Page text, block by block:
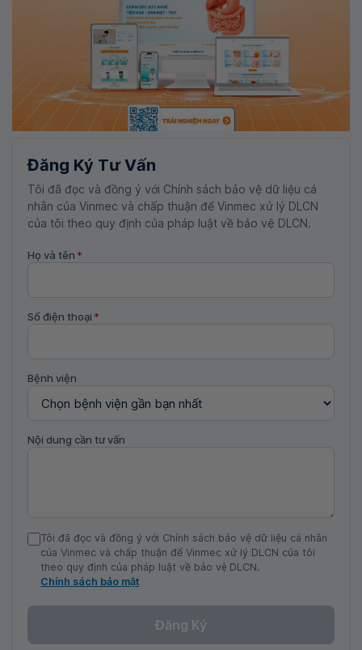
Đăng Ký Tư Vấn
Tôi đã đọc và đồng ý với Chính sách bảo vệ dữ liệu cá
nhân của Vinmec và chấp thuận để Vinmec xử lý DLCN
của tôi theo quy định của pháp luật về bảo vệ DLCN.
Họ và tên *
Số điện thoại *
Bệnh viện
Nội dung cần tư vấn
Tôi đã đọc và đồng ý với Chính sách bảo vệ dữ liệu cá nhân
của Vinmec và chấp thuận để Vinmec xử lý DLCN của tôi
theo quy định của pháp luật về bảo vệ DLCN.
Chính sách bảo mật
Đăng Ký